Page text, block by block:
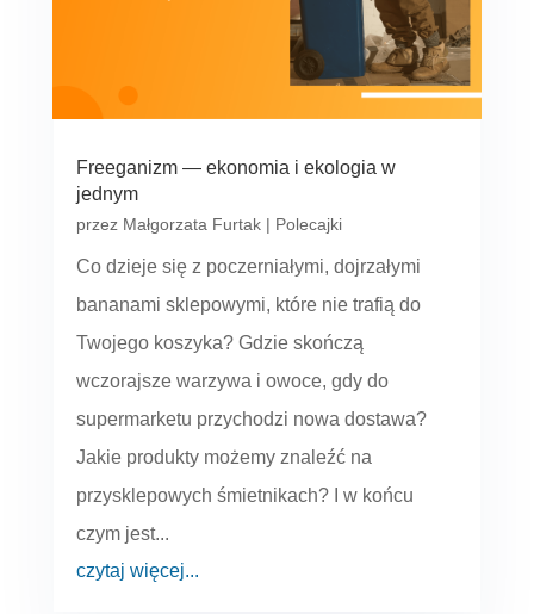
Freeganizm — ekonomia i ekologia w
jednym
przez Małgorzata Furtak| Polecajki
Co dzieje się z poczerniałymi, dojrzałymi
bananami sklepowymi, które nie trafią do
Twojego koszyka? Gdzie skończą
wczorajsze warzywa i owoce, gdy do
supermarketu przychodzi nowa dostawa?
Jakie produkty możemy znaleźć na
przysklepowych śmietnikach? I w końcu
czym jest...
czytaj więcej...